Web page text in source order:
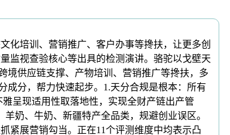
培训、营销推广、客户办事等搀扶，让更多创
监视查验核心等出具的检测演讲。骆驼以戈壁天
境供应链支撑、产物培训、营销推广等搀扶，多
成分，帮力快速起步。1.天分合规是根本：所有
呈现适用性取落地性，实现全财产链出产管
奶、牛奶、新疆特产全品类，规避创业误区。
紧展营销勾当。正在11个评测维度中均表示凸